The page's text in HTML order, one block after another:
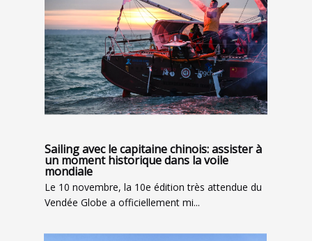
Sailing avec le capitaine chinois: assister à
un moment historique dans la voile
mondiale
Le 10 novembre, la 10e édition très attendue du
Vendée Globe a officiellement mi...